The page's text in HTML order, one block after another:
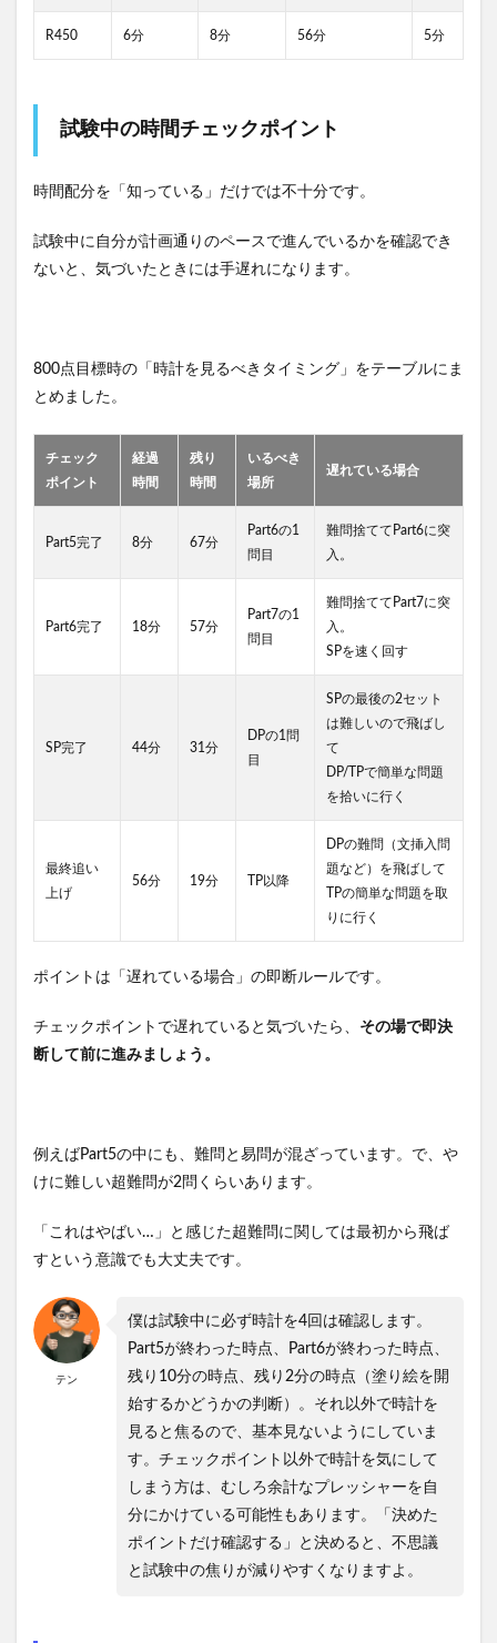
R450 6分 8分 56分 5分
試験中の時間チェックポイント
時間配分を「知っている」だけでは不十分です。
試験中に自分が計画通りのペースで進んでいるかを確認でき
ないと、気づいたときには手遅れになります。
800点目標時の「時計を見るべきタイミング」をテーブルにま
とめました。
チェック
ポイント
経過
時間
残り
時間
いるべき
場所
遅れている場合
Part5完了 8分 67分
Part6の1
問目
難問捨ててPart6に突
入。
Part6完了 18分 57分
Part7の1
問目
難問捨ててPart7に突
入。
SPを速く回す
SP完了 44分 31分
DPの1問
目
SPの最後の2セット
は難しいので飛ばし
て
DP/TPで簡単な問題
を拾いに行く
最終追い
上げ
56分 19分 TP以降
DPの難問（文挿入問
題など）を飛ばして
TPの簡単な問題を取
りに行く
ポイントは「遅れている場合」の即断ルールです。
チェックポイントで遅れていると気づいたら、 その場で即決
断して前に進みましょう。
例えばPart5の中にも、難問と易問が混ざっています。で、や
けに難しい超難問が2問くらいあります。
「これはやばい…」と感じた超難問に関しては最初から飛ば
すという意識でも大丈夫です。
テン
僕は試験中に必ず時計を4回は確認します。
Part5が終わった時点、Part6が終わった時点、
残り10分の時点、残り2分の時点（塗り絵を開
始するかどうかの判断）。それ以外で時計を
見ると焦るので、基本見ないようにしていま
す。チェックポイント以外で時計を気にして
しまう方は、むしろ余計なプレッシャーを自
分にかけている可能性もあります。「決めた
ポイントだけ確認する」と決めると、不思議
と試験中の焦りが減りやすくなりますよ。